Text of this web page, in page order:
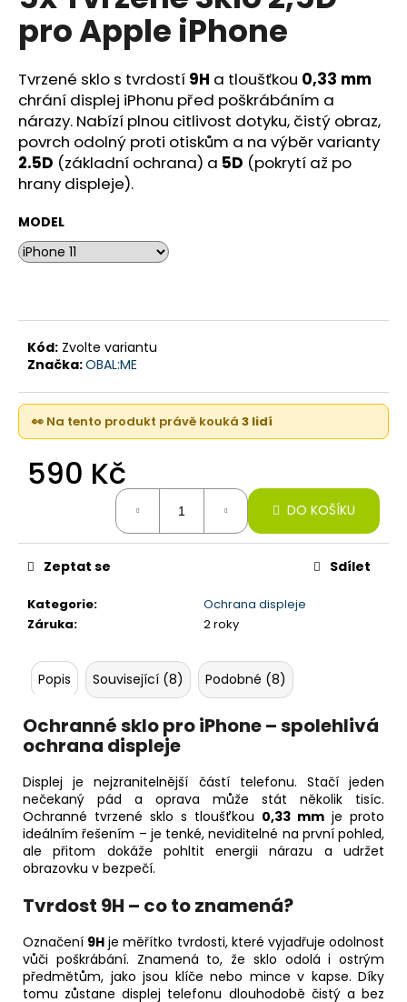
5
hvězdiček.
pro Apple iPhone
Tvrzené sklo s tvrdostí 9H a tloušťkou 0,33 mm
chrání displej iPhonu před poškrábáním a
nárazy. Nabízí plnou citlivost dotyku, čistý obraz,
povrch odolný proti otiskům a na výběr varianty
2.5D (základní ochrana) a 5D (pokrytí až po
hrany displeje).
MODEL
Kód: Zvolte variantu
Značka:OBAL:ME
👀 Na tento produkt právě kouká 3 lidí
590 Kč
DO KOŠÍKU
Kategorie:
Ochrana displeje
Záruka: 2 roky
Zeptat se Sdílet
Popis Související (8) Podobné (8)
Ochranné sklo pro iPhone – spolehlivá
ochrana displeje
Displej je nejzranitelnější částí telefonu. Stačí jeden
nečekaný pád a oprava může stát několik tisíc.
Ochranné tvrzené sklo s tloušťkou 0,33 mm je proto
ideálním řešením – je tenké, neviditelné na první pohled,
ale přitom dokáže pohltit energii nárazu a udržet
obrazovku v bezpečí.
Tvrdost 9H – co to znamená?
Označení 9H je měřítko tvrdosti, které vyjadřuje odolnost
vůči poškrábání. Znamená to, že sklo odolá i ostrým
předmětům, jako jsou klíče nebo mince v kapse. Díky
tomu zůstane displej telefonu dlouhodobě čistý a bez
a
j
í
t
?
o
u
č
u
m
IPHONE
BLACK
(STAV
790
Kč
13
490
Kč